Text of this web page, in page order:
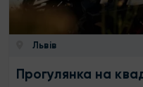
Львів
Прогулянка на